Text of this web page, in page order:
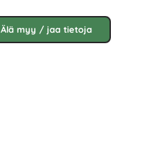
Älä myy / jaa tietoja